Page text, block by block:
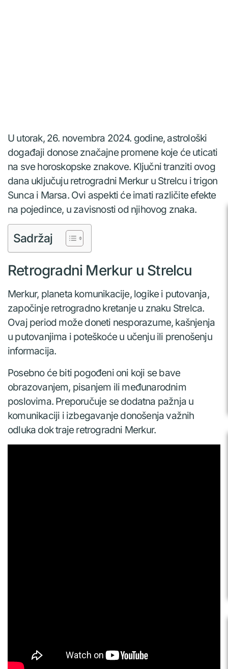
U utorak, 26. novembra 2024. godine, astrološki
događaji donose značajne promene koje će uticati
na sve horoskopske znakove. Ključni tranziti ovog
dana uključuju retrogradni Merkur u Strelcu i trigon
Sunca i Marsa. Ovi aspekti će imati različite efekte
na pojedince, u zavisnosti od njihovog znaka.
Sadržaj
Retrogradni Merkur u Strelcu
Merkur, planeta komunikacije, logike i putovanja,
započinje retrogradno kretanje u znaku Strelca.
Ovaj period može doneti nesporazume, kašnjenja
u putovanjima i poteškoće u učenju ili prenošenju
informacija.
Posebno će biti pogođeni oni koji se bave
obrazovanjem, pisanjem ili međunarodnim
poslovima. Preporučuje se dodatna pažnja u
komunikaciji i izbegavanje donošenja važnih
odluka dok traje retrogradni Merkur.